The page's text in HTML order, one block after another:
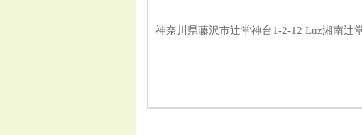
神奈川県藤沢市辻堂神台1-2-12 Luz湘南辻